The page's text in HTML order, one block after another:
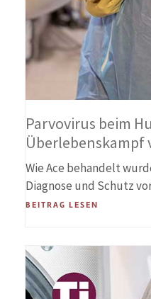
Parvovirus beim
Überlebenskampf
Wie Ace behandelt
Diagnose und Schutz
BEITRAG LESEN